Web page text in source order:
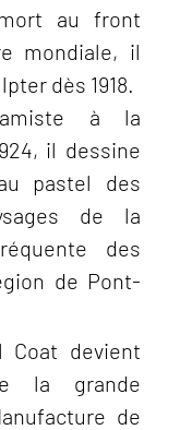
au front
mondiale, il
dès 1918.
à la
il dessine
pastel des
de la
des
de Pont-
Coat devient
la grande
de